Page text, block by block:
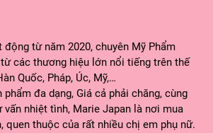
từ năm 2020, chuyên Mỹ Phẩm
các thương hiệu lớn nổi tiếng trên thế
Quốc, Pháp, Úc, Mỹ,…
đa dạng, Giá cả phải chăng, cùng
vấn nhiệt tình, Marie Japan là nơi mua
quen thuộc của rất nhiều chị em phụ nữ.